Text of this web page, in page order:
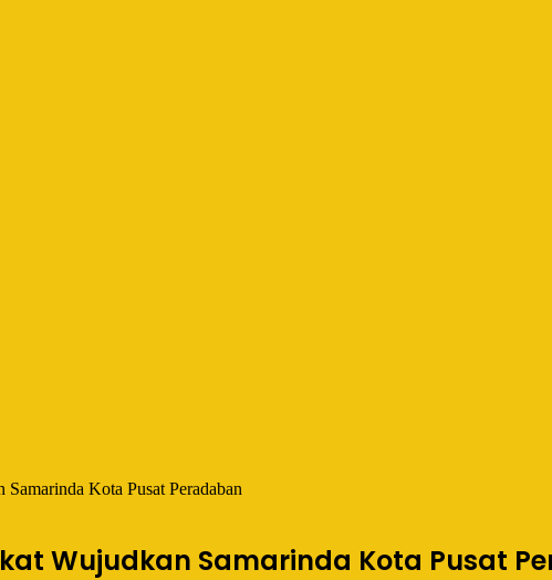
Kota Pusat Peradaban
Wujudkan Samarinda Kota Pusat